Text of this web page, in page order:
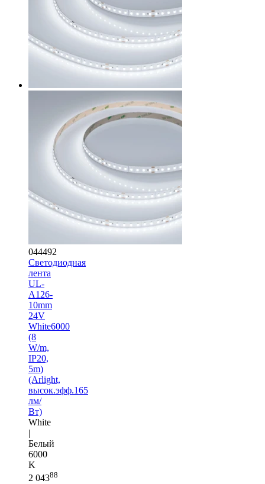
044492
Светодиодная
лента
UL-
A126-
10mm
24V
White6000
(8
W/m,
IP20,
5m)
(Arlight,
высок.эфф.165
лм/
Вт)
White
|
Белый
6000
K
2 04388